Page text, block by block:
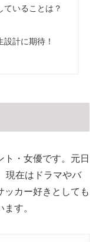
ていることは？
計に期待！
・女優です。元日
現在はドラマやバ
ッカー好きとしても
す。